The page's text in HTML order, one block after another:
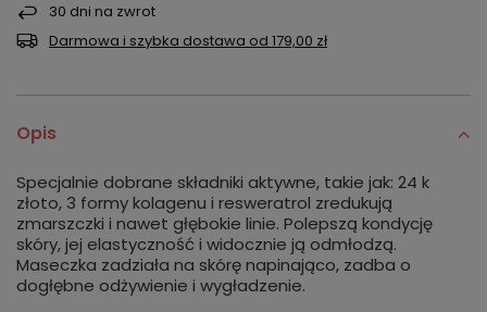
30 dni na zwrot
Darmowa i szybka dostawa od 179,00 zł
Opis
Specjalnie dobrane składniki aktywne, takie jak: 24 k
złoto, 3 formy kolagenu i resweratrol zredukują
zmarszczki i nawet głębokie linie. Polepszą kondycję
skóry, jej elastyczność i widocznie ją odmłodzą.
Maseczka zadziała na skórę napinająco, zadba o
dogłębne odżywienie i wygładzenie.